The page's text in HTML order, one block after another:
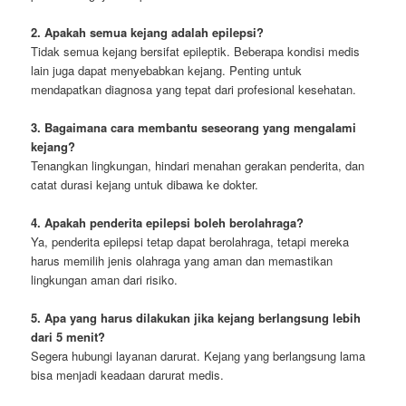
2. Apakah semua kejang adalah epilepsi?
Tidak semua kejang bersifat epileptik. Beberapa kondisi medis
lain juga dapat menyebabkan kejang. Penting untuk
mendapatkan diagnosa yang tepat dari profesional kesehatan.
3. Bagaimana cara membantu seseorang yang mengalami
kejang?
Tenangkan lingkungan, hindari menahan gerakan penderita, dan
catat durasi kejang untuk dibawa ke dokter.
4. Apakah penderita epilepsi boleh berolahraga?
Ya, penderita epilepsi tetap dapat berolahraga, tetapi mereka
harus memilih jenis olahraga yang aman dan memastikan
lingkungan aman dari risiko.
5. Apa yang harus dilakukan jika kejang berlangsung lebih
dari 5 menit?
Segera hubungi layanan darurat. Kejang yang berlangsung lama
bisa menjadi keadaan darurat medis.